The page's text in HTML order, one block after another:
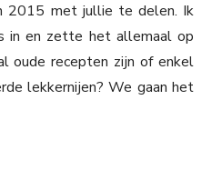
2015 met jullie te delen. Ik
in en zette het allemaal op
oude recepten zijn of enkel
lekkernijen? We gaan het